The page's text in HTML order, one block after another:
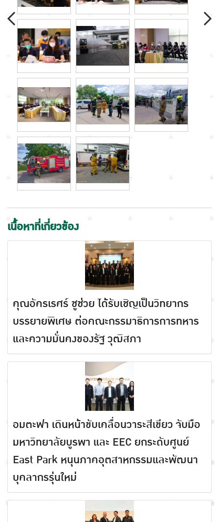
เนื้อหาที่เกี่ยวข้อง
คุณอัครเรศร์ ชูช่วย ได้รับเชิญเป็นวิทยากร
บรรยายพิเศษ ต่อคณะกรรมาธิการการทหาร
และความมั่นคงของรัฐ วุฒิสภา
อมตะฟา เดินหน้าขับเคลื่อนวาระสีเขียว จับมือ
มหาวิทยาลัยบูรพา และ EEC ยกระดับศูนย์
East Park หนุนภาคอุตสาหกรรมและพัฒนา
บุคลากรรุ่นใหม่